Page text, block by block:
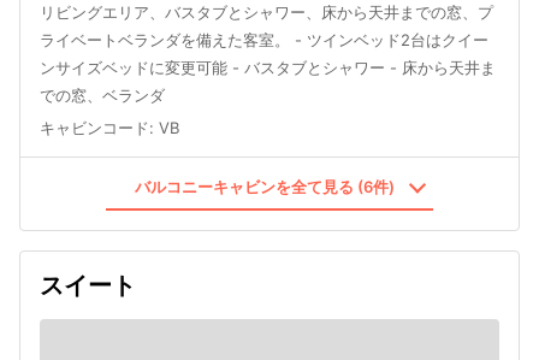
リビングエリア、バスタブとシャワー、床から天井までの窓、プ
ライベートベランダを備えた客室。 - ツインベッド2台はクイー
ンサイズベッドに変更可能 - バスタブとシャワー - 床から天井ま
での窓、ベランダ
キャビンコード: VB
バルコニーキャビンを全て見る (6件)
スイート